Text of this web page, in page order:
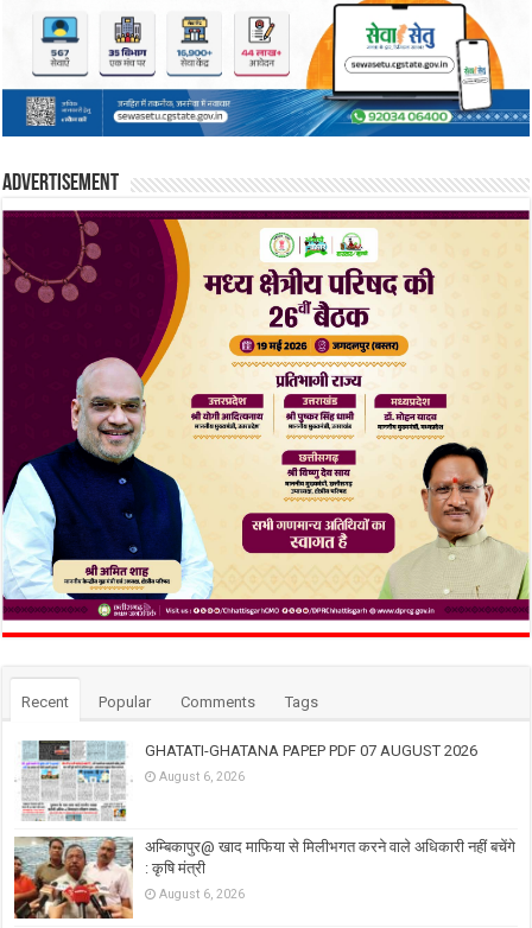
Advertisement
Recent Popular Comments Tags
GHATATI-GHATANA PAPEP PDF 07 AUGUST 2026
August 6, 2026
अम्बिकापुर@ खाद माफिया से मिलीभगत करने वाले अधिकारी नहीं बचेंगे
: कृषि मंत्री
August 6, 2026